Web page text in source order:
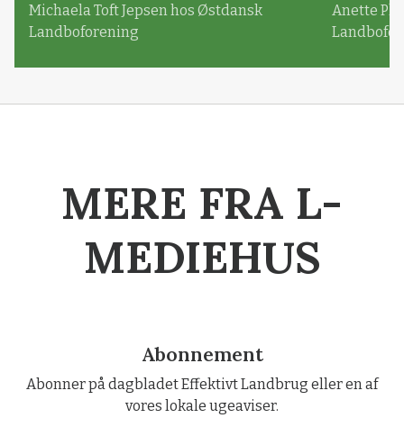
Michaela Toft Jepsen hos Østdansk
Landboforening
Anette
MERE FRA L-
MEDIEHUS
Abonnement
Abonner på dagbladet Effektivt Landbrug eller en af
vores lokale ugeaviser.